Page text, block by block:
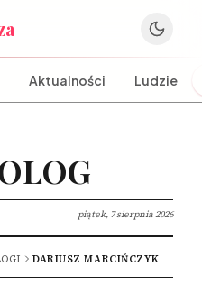
Aktualności Ludzie
piątek, 7 sierpnia 2026
DARIUSZ MARCIŃCZYK